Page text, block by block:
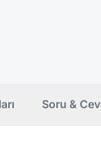
Soru &